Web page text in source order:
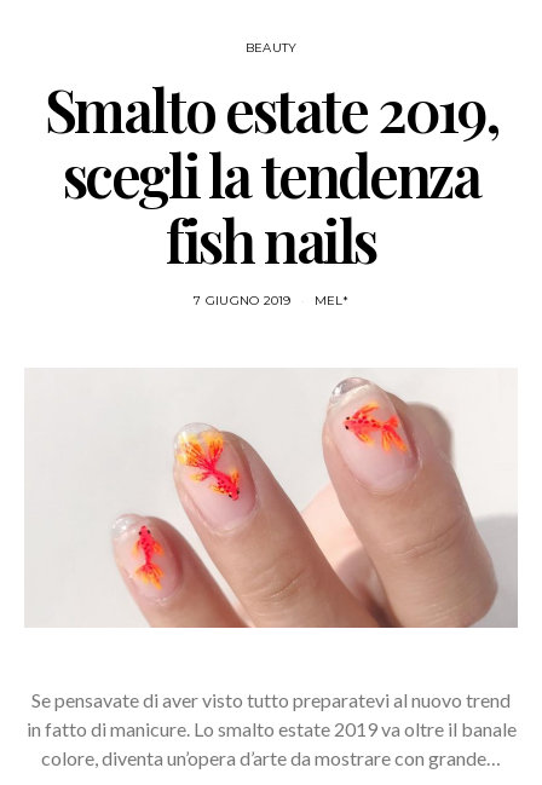
BEAUTY
Smalto estate 2019,
scegli la tendenza
fish nails
7 GIUGNO 2019 MEL*
Se pensavate di aver visto tutto preparatevi al nuovo trend
in fatto di manicure. Lo smalto estate 2019 va oltre il banale
colore, diventa un’opera d’arte da mostrare con grande…